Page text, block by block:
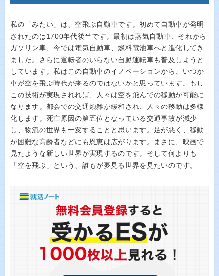
私の「みたい」は、空飛ぶ自動車です。初めて自動車が発明
されたのは1700年代後半です。最初は蒸気自動車、それから
ガソリン車、今では電気自動車、燃料電池車へと進化してき
ました。さらに運転者のいらない自動運転車も普及しようと
しています。私はこの自動車のイノベーションから、いつか
車が空を飛ぶ時代が来るのではないかと思っています。もし
この技術が実現されれば、人々は空を飛んでの移動が可能に
なります。都会での交通煩雑が緩和され、人々の移動は多様
化します。死亡原因の第五位となっている交通事故が減少
し、物流の世界も一変することと思います。足が悪く、移動
が困難な高齢者などにも恩恵は広がります。まさに、映画で
見たような新しい世界が実現するのです。そして何よりも
「空を飛ぶ」という、誰もが夢見る世界を見たいのです。